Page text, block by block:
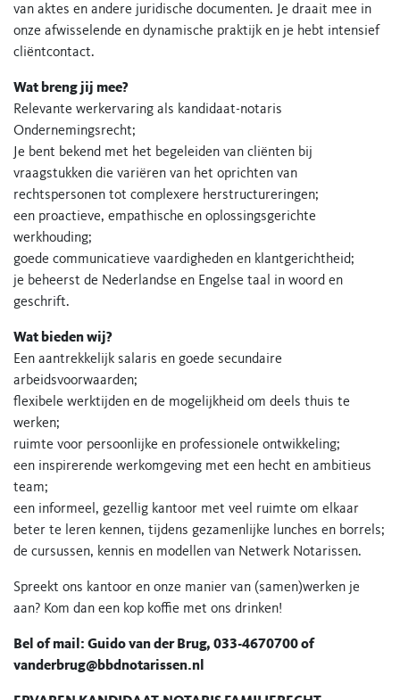
van aktes en andere juridische documenten. Je draait mee in
onze afwisselende en dynamische praktijk en je hebt intensief
cliëntcontact.
Wat breng jij mee?
Relevante werkervaring als kandidaat-notaris
Ondernemingsrecht;
Je bent bekend met het begeleiden van cliënten bij
vraagstukken die variëren van het oprichten van
rechtspersonen tot complexere herstructureringen;
een proactieve, empathische en oplossingsgerichte
werkhouding;
goede communicatieve vaardigheden en klantgerichtheid;
je beheerst de Nederlandse en Engelse taal in woord en
geschrift.
Wat bieden wij?
Een aantrekkelijk salaris en goede secundaire
arbeidsvoorwaarden;
flexibele werktijden en de mogelijkheid om deels thuis te
werken;
ruimte voor persoonlijke en professionele ontwikkeling;
een inspirerende werkomgeving met een hecht en ambitieus
team;
een informeel, gezellig kantoor met veel ruimte om elkaar
beter te leren kennen, tijdens gezamenlijke lunches en borrels;
de cursussen, kennis en modellen van Netwerk Notarissen.
Spreekt ons kantoor en onze manier van (samen)werken je
aan? Kom dan een kop koffie met ons drinken!
Bel of mail: Guido van der Brug, 033-4670700 of
vanderbrug@bbdnotarissen.nl